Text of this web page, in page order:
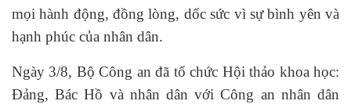
mọi hành động, đồng lòng, dốc sức vì sự bình yên và
hạnh phúc của nhân dân.
Ngày 3/8, Bộ Công an đã tổ chức Hội thảo khoa học:
Đảng, Bác Hồ và nhân dân với Công an nhân dân